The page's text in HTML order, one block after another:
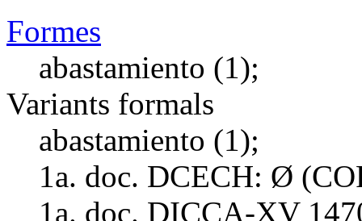
Formes
abastamiento (1);
Variants formals
abastamiento (1);
1a. doc. DCECH: Ø
1a. doc. DICCA-XV